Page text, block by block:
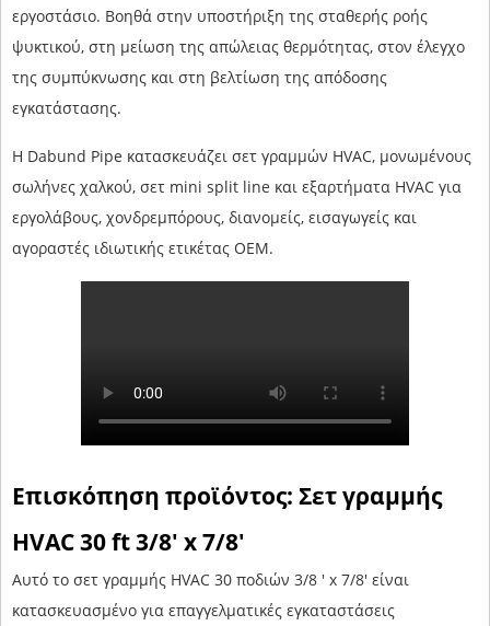
εργοστάσιο. Βοηθά στην υποστήριξη της σταθερής ροής
ψυκτικού, στη μείωση της απώλειας θερμότητας, στον έλεγχο
της συμπύκνωσης και στη βελτίωση της απόδοσης
εγκατάστασης.
Η Dabund Pipe κατασκευάζει σετ γραμμών HVAC, μονωμένους
σωλήνες χαλκού, σετ mini split line και εξαρτήματα HVAC για
εργολάβους, χονδρεμπόρους, διανομείς, εισαγωγείς και
αγοραστές ιδιωτικής ετικέτας OEM.
Επισκόπηση προϊόντος: Σετ γραμμής
HVAC 30 ft 3/8' x 7/8'
Αυτό το σετ γραμμής HVAC 30 ποδιών 3/8 ' x 7/8' είναι
κατασκευασμένο για επαγγελματικές εγκαταστάσεις